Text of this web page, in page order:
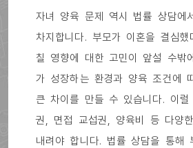
자녀 양육 문제 역시 법률 상담에
차지합니다. 부모가 이혼을 결심
칠 영향에 대한 고민이 앞설 수밖
가 성장하는 환경과 양육 조건에
큰 차이를 만들 수 있습니다. 이
권, 면접 교섭권, 양육비 등 다양
내려야 합니다. 법률 상담을 통해